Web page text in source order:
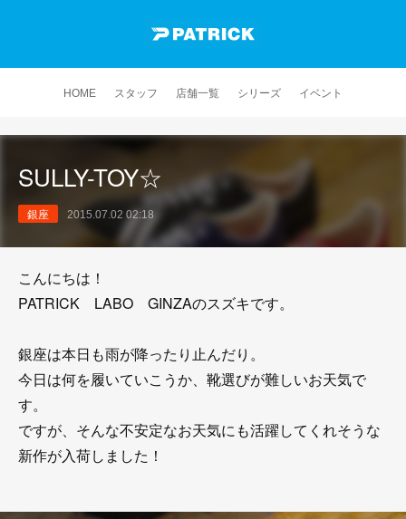
HOME スタッフ 店舗一覧 シリーズ イベント
SULLY-TOY☆
銀座 2015.07.02 02:18
こんにちは！
PATRICK LABO GINZAのスズキです。
銀座は本日も雨が降ったり止んだり。
今日は何を履いていこうか、靴選びが難しいお天気で
す。
ですが、そんな不安定なお天気にも活躍してくれそうな
新作が入荷しました！